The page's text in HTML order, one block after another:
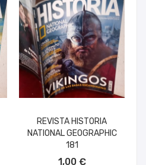
REVISTA HISTORIA
NATIONAL GEOGRAPHIC
181
1,00 €